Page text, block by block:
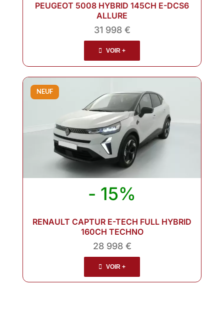
PEUGEOT 5008 HYBRID 145CH E-DCS6
ALLURE
31 998 €
VOIR +
NEUF
- 15%
RENAULT CAPTUR E-TECH FULL HYBRID
160CH TECHNO
28 998 €
VOIR +